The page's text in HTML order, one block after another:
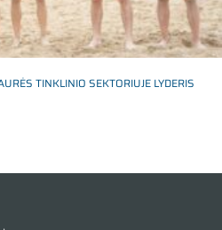
TINKLINIO SEKTORIUJE LYDERIS